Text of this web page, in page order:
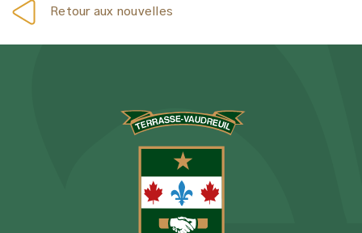
Retour aux nouvelles